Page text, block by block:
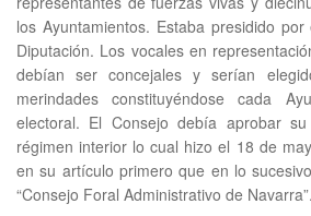
los Ayuntamientos. Estaba presidido
Diputación. Los vocales en
debían ser concejales y serían
merindades constituyéndose cada
electoral. El Consejo debía aprobar
régimen interior lo cual hizo el 18 de
en su artículo primero que en lo
“Consejo Foral Administrativo de Navarra”.